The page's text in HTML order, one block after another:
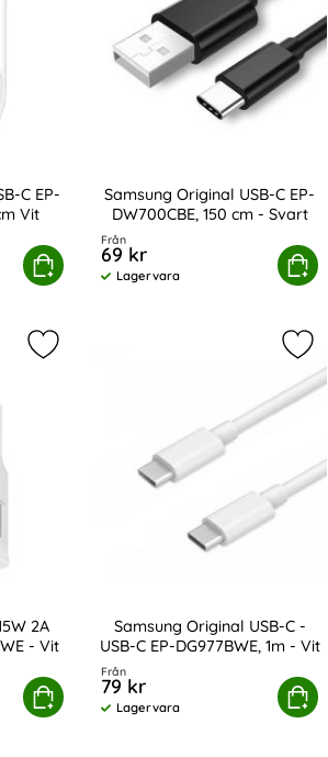
C EP-
Vit
Köp
C EP-DW767JWE, 180 cm Vit
Samsung Original USB-C EP-
DW700CBE, 150 cm - Svart
Art. nr 13853
Från
69 kr
Tillgänglighet:
Lagervara
Köp
Samsung Original USB-C EP-
2A
- Vit
Köp
Laddare EP-TA200EWE - Vit
Markera samsung Original 15W 2A
Samsung Original USB-C -
USB-C EP-DG977BWE, 1m - Vit
Art. nr 13856
Från
79 kr
Tillgänglighet:
Lagervara
Köp
Samsung Original USB-C -